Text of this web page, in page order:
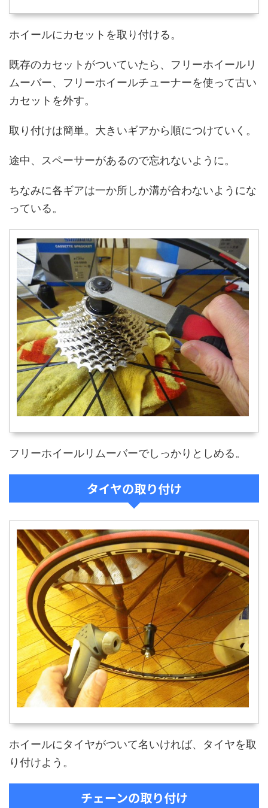
ホイールにカセットを取り付ける。
既存のカセットがついていたら、フリーホイールリ
ムーバー、フリーホイールチューナーを使って古い
カセットを外す。
取り付けは簡単。大きいギアから順につけていく。
途中、スペーサーがあるので忘れないように。
ちなみに各ギアは一か所しか溝が合わないようにな
っている。
フリーホイールリムーバーでしっかりとしめる。
タイヤの取り付け
ホイールにタイヤがついて名いければ、タイヤを取
り付けよう。
チェーンの取り付け